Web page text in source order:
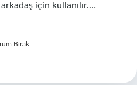
için kullanılır.…
Bırak